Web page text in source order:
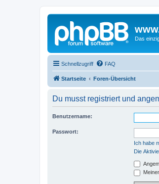
Das
Schnellzugriff FAQ
Startseite Foren-Übersicht
Du musst registriert und
Benutzername:
Passwort:
Ich habe
Die